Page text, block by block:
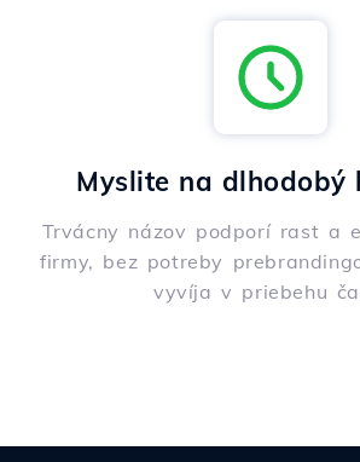
Myslite na dlhodobý
Trvácny názov podporí rast a
firmy, bez potreby
vyvíja v priebehu